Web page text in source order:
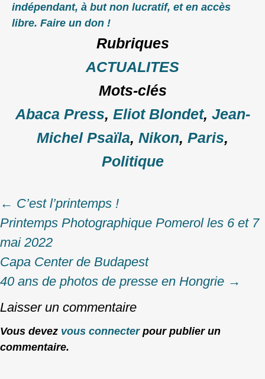
indépendant, à but non lucratif, et en accès
libre. Faire un don !
Rubriques
ACTUALITES
Mots-clés
Abaca Press, Eliot Blondet, Jean-
Michel Psaïla, Nikon, Paris,
Politique
Post
navigation
← C’est l’printemps !
Printemps Photographique Pomerol les 6 et 7
mai 2022
Capa Centerde Budapest
40 ans de photos de presse en Hongrie →
Laisser un commentaire
Vous devez vous connecterpour publier un
commentaire.